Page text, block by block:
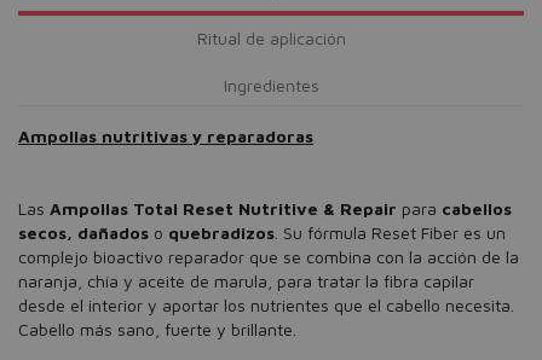
Ritual de aplicación
Ingredientes
Ampollas nutritivas y reparadoras
Las Ampollas Total Reset Nutritive & Repair para cabellos
secos, dañados o quebradizos . Su fórmula Reset Fiber es un
complejo bioactivo reparador que se combina con la acción de la
naranja, chía y aceite de marula, para tratar la fibra capilar
desde el interior y aportar los nutrientes que el cabello necesita.
Cabello más sano, fuerte y brillante.